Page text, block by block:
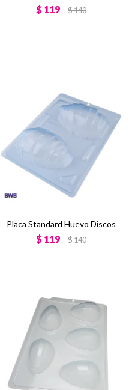
$ 119 $140
Placa Standard Huevo Discos
$ 119 $140